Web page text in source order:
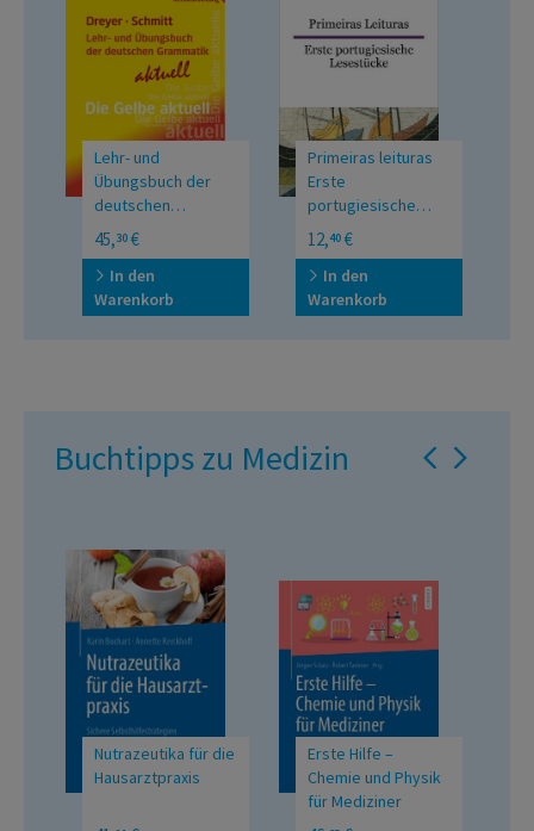
Lehr- und
Übungsbuch der
deutschen
Grammatik – aktuell
Neubearbeitung / Lehr-
und Übungsbuch
45,30 €
In den
Warenkorb
Primeiras leituras
Erste
portugiesische
Lesestücke
dtv zweisprachig für
Einsteiger –
Portugiesisch
12,40 €
In den
Warenkorb
Buchtipps zu Medizin
Nutrazeutika für die
Hausarztpraxis
Erste Hilfe –
Chemie und Physik
für Mediziner